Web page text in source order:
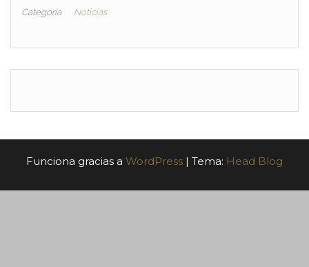
Categoría Noticias
Funciona gracias a WordPress | Tema: Head Blog